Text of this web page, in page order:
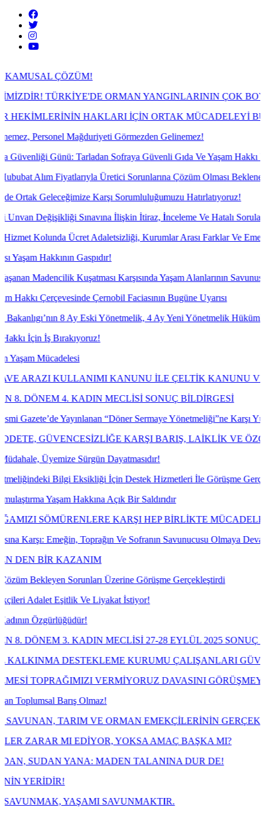
ÇÖZÜM!
ORMAN YANGINLARININ ÇOK BOYUTLU
HAKLARI İÇİN ORTAK MÜCADELEYİ
Mağduriyeti Görmezden Gelinemez!
Günü: Tarladan Sofraya Güvenli Gıda Ve Yaşam Hakkı İçin
Fiyatlarıyla Üretici Sorunlarına Çözüm Olması Beklenemez!
Karşı Sorumluluğumuzu Hatırlatıyoruz!
Sınavına İlişkin İtiraz, İnceleme Ve Hatalı Soruların İptali İçin
Ücret Adaletsizliği, Kurumlar Arası Farklar Ve Emekliliğe
Gaspıdır!
Kuşatması Karşısında Yaşam Alanlarının Savunusu
Çernobil Faciasının Bugüne Uyarısı
8 Ay Eski Yönetmelik, 4 Ay Yeni Yönetmelik Hükümlerine Göre
Bırakıyoruz!
KULLANIMI KANUNU İLE ÇELTİK KANUNU VE BAZI
4. KADIN MECLİSİ SONUÇ BİLDİRGESİ
Yayınlanan “Döner Sermaye Yönetmeliği”ne Karşı Yürütmeyi
KARŞI BARIŞ, LAİKLİK VE ÖZGÜRLÜK
Sürgün Dayatmasıdır!
Bilgi Eksikliği İçin Destek Hizmetleri İle Görüşme Gerçekleştirdik.
Hakkına Açık Bir Saldırıdır
KARŞI HEP BİRLİKTE MÜCADELE
Emeğin, Toprağın Ve Sofranın Savunucusu Olmaya Devam
KAZANIM
Sorunları Üzerine Görüşme Gerçekleştirdi
Eşitlik Ve Liyakat İstiyor!
3. KADIN MECLİSİ 27-28 EYLÜL 2025 SONUÇ
DESTEKLEME KURUMU ÇALIŞANLARI
VERMİYORUZ DAVASINI GÖRÜŞMEYE
Barış Olmaz!
TARIM VE ORMAN EMEKÇİLERİNİN GERÇEK
MI EDİYOR, YOKSA AMAÇ BAŞKA MI?
YANA: MADEN TALANINA DUR DE!
YAŞAMI SAVUNMAKTIR.